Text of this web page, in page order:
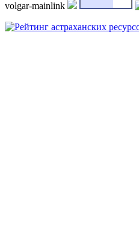
volgar-mainlink